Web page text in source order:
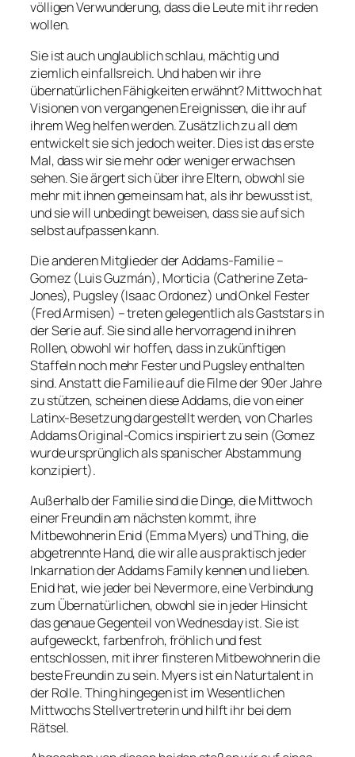
völligen Verwunderung, dass die Leute mit ihr reden
wollen.
Sie ist auch unglaublich schlau, mächtig und
ziemlich einfallsreich. Und haben wir ihre
übernatürlichen Fähigkeiten erwähnt? Mittwoch hat
Visionen von vergangenen Ereignissen, die ihr auf
ihrem Weg helfen werden. Zusätzlich zu all dem
entwickelt sie sich jedoch weiter. Dies ist das erste
Mal, dass wir sie mehr oder weniger erwachsen
sehen. Sie ärgert sich über ihre Eltern, obwohl sie
mehr mit ihnen gemeinsam hat, als ihr bewusst ist,
und sie will unbedingt beweisen, dass sie auf sich
selbst aufpassen kann.
Die anderen Mitglieder der Addams-Familie –
Gomez (Luis Guzmán), Morticia (Catherine Zeta-
Jones), Pugsley (Isaac Ordonez) und Onkel Fester
(Fred Armisen) – treten gelegentlich als Gaststars in
der Serie auf. Sie sind alle hervorragend in ihren
Rollen, obwohl wir hoffen, dass in zukünftigen
Staffeln noch mehr Fester und Pugsley enthalten
sind. Anstatt die Familie auf die Filme der 90er Jahre
zu stützen, scheinen diese Addams, die von einer
Latinx-Besetzung dargestellt werden, von Charles
Addams Original-Comics inspiriert zu sein (Gomez
wurde ursprünglich als spanischer Abstammung
konzipiert).
Außerhalb der Familie sind die Dinge, die Mittwoch
einer Freundin am nächsten kommt, ihre
Mitbewohnerin Enid (Emma Myers) und Thing, die
abgetrennte Hand, die wir alle aus praktisch jeder
Inkarnation der Addams Family kennen und lieben.
Enid hat, wie jeder bei Nevermore, eine Verbindung
zum Übernatürlichen, obwohl sie in jeder Hinsicht
das genaue Gegenteil von Wednesday ist. Sie ist
aufgeweckt, farbenfroh, fröhlich und fest
entschlossen, mit ihrer finsteren Mitbewohnerin die
beste Freundin zu sein. Myers ist ein Naturtalent in
der Rolle. Thing hingegen ist im Wesentlichen
Mittwochs Stellvertreterin und hilft ihr bei dem
Rätsel.